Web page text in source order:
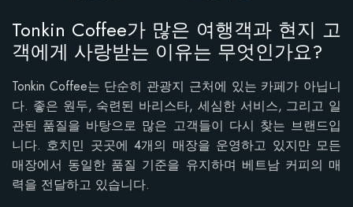
Tonkin Coffee가 많은 여행객과 현지 고
객에게 사랑받는 이유는 무엇인가요?
Tonkin Coffee는 단순히 관광지 근처에 있는 카페가 아닙니
다. 좋은 원두, 숙련된 바리스타, 세심한 서비스, 그리고 일
관된 품질을 바탕으로 많은 고객들이 다시 찾는 브랜드입
니다. 호치민 곳곳에 4개의 매장을 운영하고 있지만 모든
매장에서 동일한 품질 기준을 유지하며 베트남 커피의 매
력을 전달하고 있습니다.